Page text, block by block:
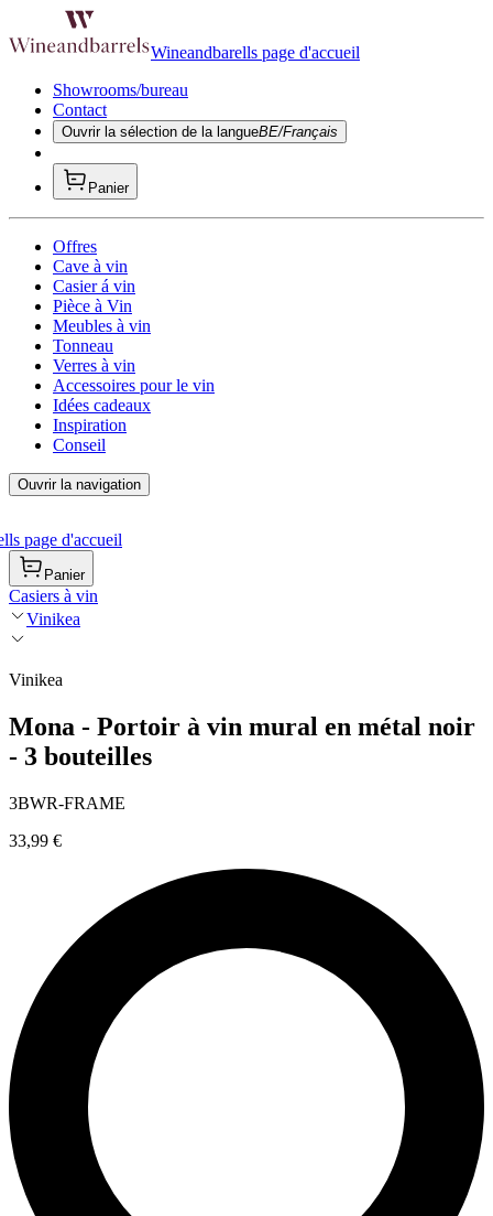
Wineandbarells page d'accueil
Showrooms/bureau
Contact
Ouvrir la sélection de la langueBE/Français
Panier
Offres
Cave à vin
Casier á vin
Pièce à Vin
Meubles à vin
Tonneau
Verres à vin
Accessoires pour le vin
Idées cadeaux
Inspiration
Conseil
Ouvrir la navigation
page d'accueil
Panier
Casiers à vin
Vinikea
Vinikea
Mona - Portoir à vin mural en métal noir
- 3 bouteilles
3BWR-FRAME
33,99 €